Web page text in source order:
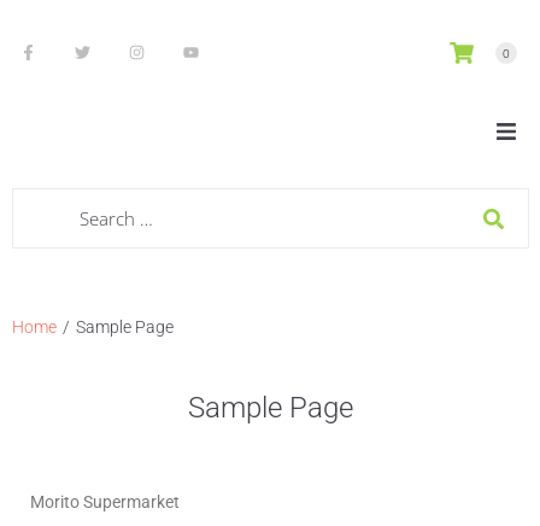
0
Home / Sample Page
Sample Page
Morito Supermarket